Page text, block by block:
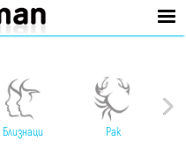
Близнаци Рак